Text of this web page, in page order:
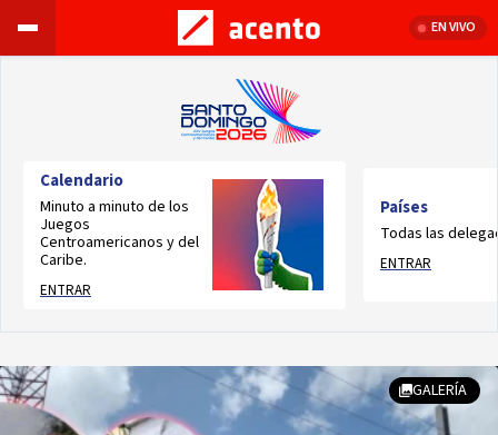
EN VIVO
Calendario
Minuto a minuto de los
Juegos
Centroamericanos y del
Caribe.
ENTRAR
Países
Todas las
ENTRAR
GALERÍA